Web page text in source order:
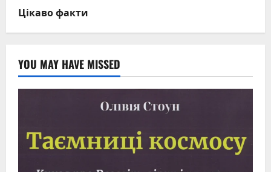
Цікаво факти
YOU MAY HAVE MISSED